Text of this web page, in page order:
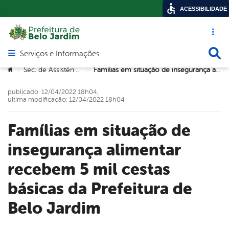
Acesso
Abrir menu principal de navegação
Serviços e Informações
Você está aqui:
> Sec. de Assistência Social > Famílias em situação de insegurança alimentar recebem 5 mil cestas básicas da Prefeitura de Belo Jardim
Famílias em situação de
insegurança alimentar
recebem 5 mil cestas
básicas da Prefeitura de
Belo Jardim
publicado: 12/04/2022 18h04,
última modificação: 12/04/2022 18h04
ACESSIBILIDADE